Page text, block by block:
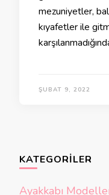
mezuniyetler,
kıyafetler ile
ŞUBAT 9, 2022
KATEGORILER
Ayakkabı